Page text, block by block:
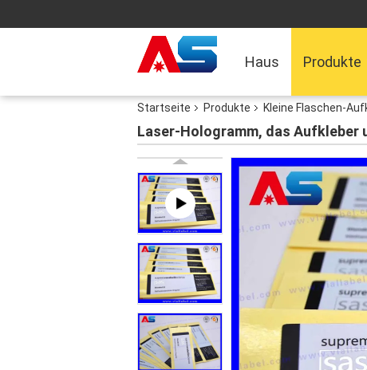
Haus Produkte
Startseite Produkte Kleine Flaschen-
Laser-Hologramm, das